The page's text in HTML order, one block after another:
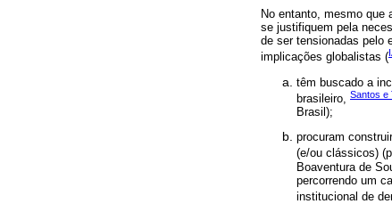
No entanto, mesmo que
se justifiquem pela
de ser tensionadas pelo
implicações globalistas (
têm buscado a
brasileiro, Santos e
Brasil);
procuram
(e/ou clássicos)
Boaventura de
percorrendo um
institucional de